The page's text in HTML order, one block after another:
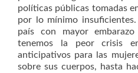
políticas públicas tomadas
por lo mínimo
país con mayor
tenemos la peor crisis
anticipativos para las
sobre sus cuerpos, hasta